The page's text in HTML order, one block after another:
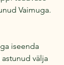
Vaimuga.
iseenda
välja